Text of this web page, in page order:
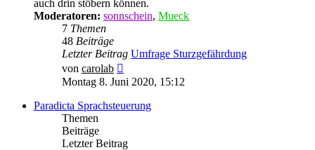
auch drin stöbern können.
Moderatoren: sonnschein, Mueck
7 Themen
48 Beiträge
Letzter Beitrag Umfrage Sturzgefährdung
von carolab
Beitrag
Montag 8. Juni 2020, 15:12
Paradicta Sprachsteuerung
Themen
Beiträge
Letzter Beitrag